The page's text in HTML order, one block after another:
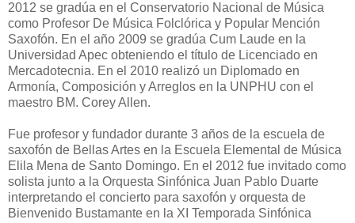
2012 se gradúa en el Conservatorio Nacional de Música
como Profesor De Música Folclórica y Popular Mención
Saxofón. En el año 2009 se gradúa Cum Laude en la
Universidad Apec obteniendo el título de Licenciado en
Mercadotecnia. En el 2010 realizó un Diplomado en
Armonía, Composición y Arreglos en la UNPHU con el
maestro BM. Corey Allen.
Fue profesor y fundador durante 3 años de la escuela de
saxofón de Bellas Artes en la Escuela Elemental de Música
Elila Mena de Santo Domingo. En el 2012 fue invitado como
solista junto a la Orquesta Sinfónica Juan Pablo Duarte
interpretando el concierto para saxofón y orquesta de
Bienvenido Bustamante en la XI Temporada Sinfónica